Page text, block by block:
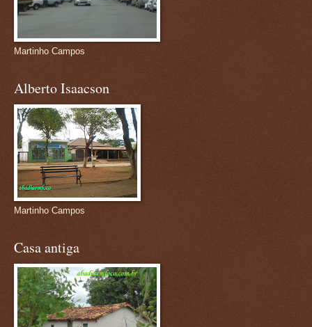
Martinho Campos
Alberto Isaacson
Martinho Campos
Casa antiga